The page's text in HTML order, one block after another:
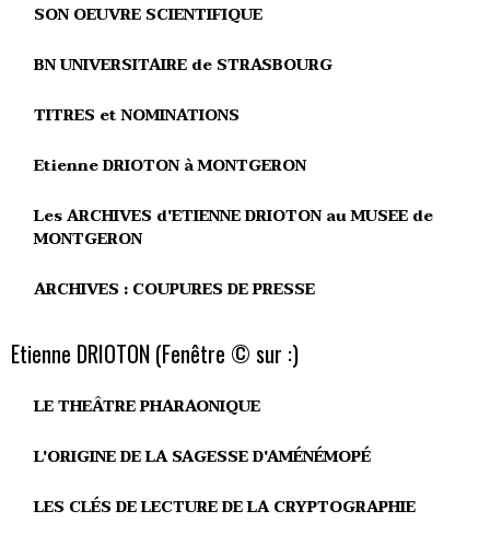
SON OEUVRE SCIENTIFIQUE
BN UNIVERSITAIRE de STRASBOURG
TITRES et NOMINATIONS
Etienne DRIOTON à MONTGERON
Les ARCHIVES d'ETIENNE DRIOTON au MUSEE de
MONTGERON
ARCHIVES : COUPURES DE PRESSE
Etienne DRIOTON (Fenêtre © sur :)
LE THEÂTRE PHARAONIQUE
L'ORIGINE DE LA SAGESSE D'AMÉNÉMOPÉ
LES CLÉS DE LECTURE DE LA CRYPTOGRAPHIE